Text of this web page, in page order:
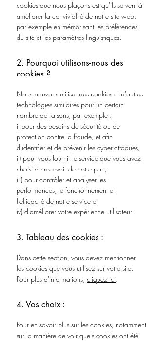
cookies que nous plaçons est qu'ils servent à
améliorer la convivialité de notre site web,
par exemple en mémorisant les préférences
du site et les paramètres linguistiques.
2. Pourquoi utilisons-nous des
cookies ?
Nous pouvons utiliser des cookies et d'autres
technologies similaires pour un certain
nombre de raisons, par exemple :
i) pour des besoins de sécurité ou de
protection contre la fraude, et afin
d'identifier et de prévenir les cyber-attaques,
ii) pour vous fournir le service que vous avez
choisi de recevoir de notre part,
iii) pour contrôler et analyser les
performances, le fonctionnement et
l'efficacité de notre service et
iv) d'améliorer votre expérience utilisateur.
3. Tableau des cookies :
Dans cette section, vous devez mentionner
les cookies que vous utilisez sur votre site.
Pour plus d'informations, cliquez ici.
4. Vos choix :
Pour en savoir plus sur les cookies, notamment
sur la manière de voir quels cookies ont été